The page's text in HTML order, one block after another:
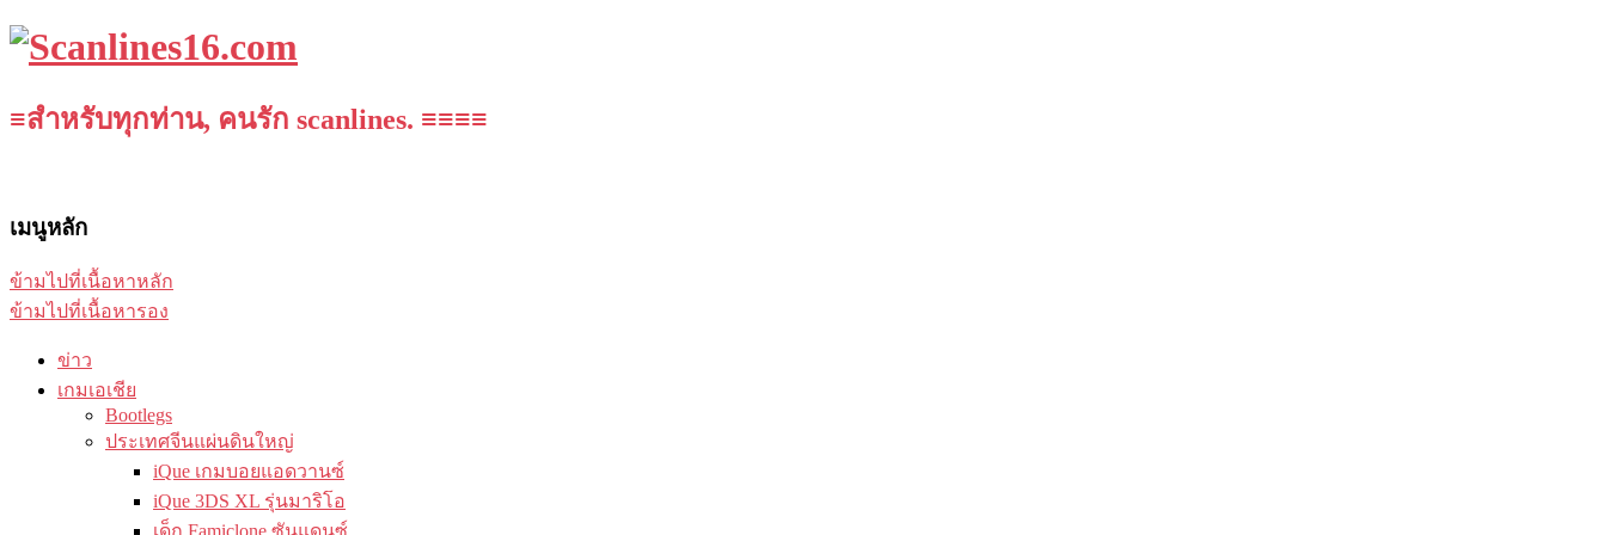
≡สำหรับทุกท่าน, คนรัก scanlines. ≡≡≡≡
เมนูหลัก
ข้ามไปที่เนื้อหาหลัก
ข้ามไปที่เนื้อหารอง
ข่าว
เกมเอเชีย
Bootlegs
ประเทศจีนแผ่นดินใหญ่
iQue เกมบอยแอดวานซ์
iQue 3DS XL รุ่นมาริโอ